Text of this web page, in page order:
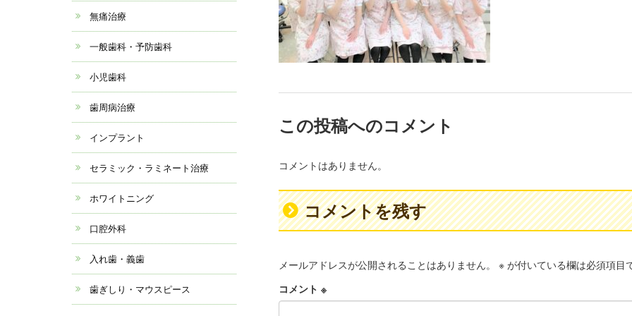
この投稿へのコメント
コメントはありません。
コメントを残す
メールアドレスが公開されることはありません。 ※が付いている欄は必須項目
コメント ※
無痛治療
一般歯科・予防歯科
小児歯科
歯周病治療
インプラント
セラミック・ラミネート治療
ホワイトニング
口腔外科
入れ歯・義歯
歯ぎしり・マウスピース